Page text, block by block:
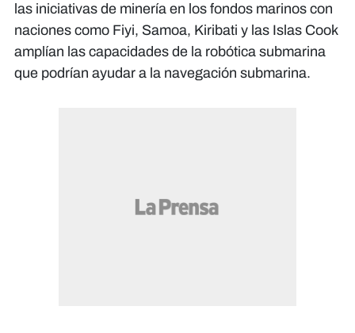
las iniciativas de minería en los fondos marinos con
naciones como Fiyi, Samoa, Kiribati y las Islas Cook
amplían las capacidades de la robótica submarina
que podrían ayudar a la navegación submarina.